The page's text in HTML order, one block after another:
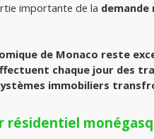
importante de la
de Monaco reste
chaque jour des
immobiliers
résidentiel